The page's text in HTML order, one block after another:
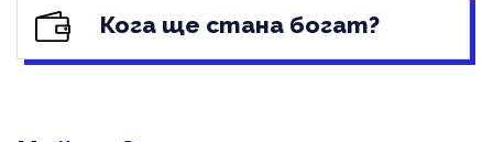
Кога ще стана богат?